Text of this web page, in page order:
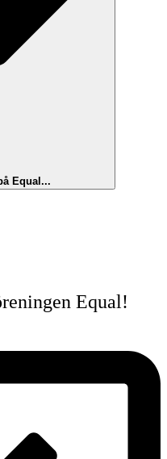
Equal...
Equal!